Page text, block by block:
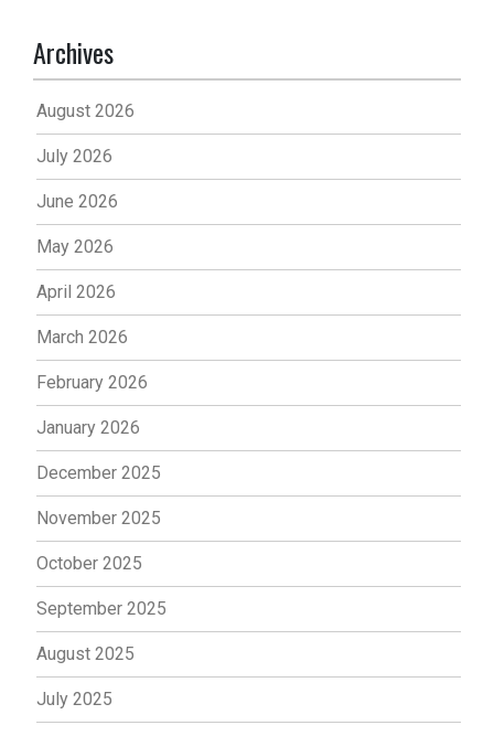
Archives
August 2026
July 2026
June 2026
May 2026
April 2026
March 2026
February 2026
January 2026
December 2025
November 2025
October 2025
September 2025
August 2025
July 2025